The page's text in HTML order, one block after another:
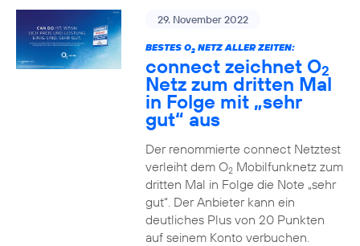
29. November 2022
BESTES O2NETZ ALLER ZEITEN:
connect zeichnet O2
Netz zum dritten Mal
in Folge mit „sehr
gut“ aus
Der renommierte connect Netztest
verleiht dem O2Mobilfunknetz zum
dritten Mal in Folge die Note „sehr
gut“. Der Anbieter kann ein
deutliches Plus von 20 Punkten
auf seinem Konto verbuchen.